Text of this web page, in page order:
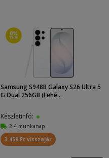
Samsung S948B Galaxy S26 Ultra 5
G Dual 256GB (Fehé...
Készletinfó:
2-4 munkanap
3 459 Ft visszajár